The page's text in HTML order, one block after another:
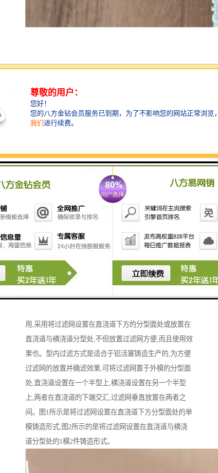
过滤网的设置与所选择的过滤方式密切相关,取决于铸件
以及铸造工艺的设计。由于发动机活塞为铝合金圆柱形
零件,采用金属型铸造,给过滤网的设置带来了许多不便。
可以将过滤网放置在直浇道与横浇道分型处或放置在横
浇道与内浇道的分型处,也可将过滤网放置在直浇道中或
用,采用将过滤网设置在直浇道下方的分型面处或放置在
直浇道与横浇道分型处,不但放置过滤网方便,而且使用效
果也。型内过滤方式是适合于铝活塞铸造生产的,为方便
过滤网的放置并确滤效果,可将过滤网置于外模的分型面
处,直浇道设置在一个半型上,横浇道设置在另一个半型
上,两者在直浇道的下端交汇,过滤网垂直放置在两者之
间。图1所示是将过滤网设置在直浇道下方分型面处的单
模铸造形式,图2所示的是将过滤网设置在直浇道与横浇
道分型处的1模2件铸造形式。